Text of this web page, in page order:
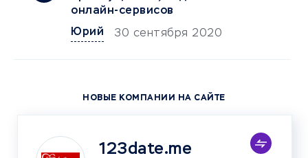
онлайн-сервисов
Юрий
30 сентября 2020
НОВЫЕ КОМПАНИИ НА САЙТЕ
123date.me